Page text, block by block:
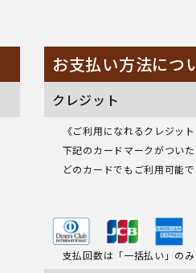
お支払い方法につ
クレジット
《ご利用になれるクレジット
下記のカードマークがつい
どのカードでもご利用可能で
支払回数は「一括払い」のみ